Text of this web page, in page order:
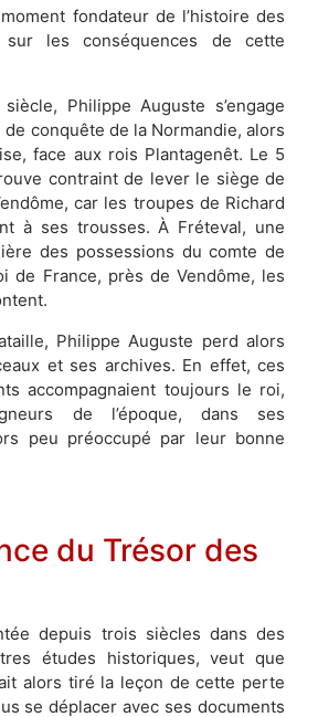
fondateur de l’histoire des
sur les conséquences de cette
Philippe Auguste s’engage
conquête de la Normandie, alors
face aux rois Plantagenêt. Le 5
contraint de lever le siège de
car les troupes de Richard
à ses trousses. À Fréteval, une
des possessions du comte de
de France, près de Vendôme, les
Philippe Auguste perd alors
et ses archives. En effet, ces
accompagnaient toujours le roi,
de l’époque, dans ses
peu préoccupé par leur bonne
du Trésor des
depuis trois siècles dans des
études historiques, veut que
alors tiré la leçon de cette perte
se déplacer avec ses documents